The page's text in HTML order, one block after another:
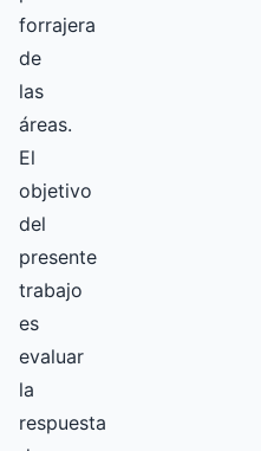
forrajera
de
las
áreas.
El
objetivo
del
presente
trabajo
es
evaluar
la
respuesta